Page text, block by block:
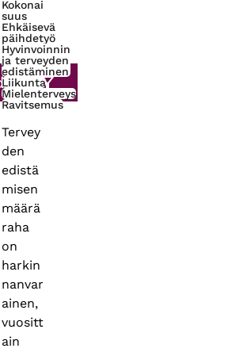
Kokonai
suus
Ehkäisevä
päihdetyö
Hyvinvoinnin
ja terveyden
edistäminen
Liikunta
Mielenterveys
Ravitsemus
Tervey
den
edistä
misen
määrä
raha
on
harkin
nanvar
ainen,
vuositt
ain